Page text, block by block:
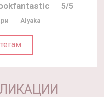
5/5
Alyaka